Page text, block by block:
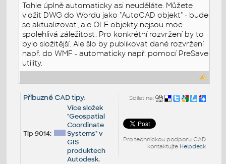
Tohle úplně automaticky asi neuděláte. Můžete
vložit DWG do Wordu jako "AutoCAD objekt" - bude
se aktualizovat, ale OLE objekty nejsou moc
spolehlivá záležitost. Pro konkrétní rozvržení by to
bylo složitější. Ale šlo by publikovat dané rozvržení
např. do WMF - automaticky např. pomocí PreSave
utility.
Sdílet na:
Pro technickou podporu CAD
kontaktujte Helpdesk
Příbuzné CAD tipy:
Tip 9014:
Více složek
"Geospatial
Coordinate
Systems" v
GIS
produktech
Autodesk.